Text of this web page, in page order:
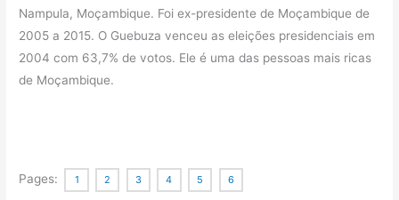
Nampula, Moçambique. Foi ex-presidente de Moçambique de
2005 a 2015. O Guebuza venceu as eleições presidenciais em
2004 com 63,7% de votos. Ele é uma das pessoas mais ricas
de Moçambique.
Pages: 1 2 3 4 5 6